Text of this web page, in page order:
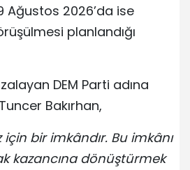
Ağustos 2026’da ise
planlandığı
DEM Parti adına
Bakırhan,
bir imkândır. Bu imkânı
kazancına dönüştürmek